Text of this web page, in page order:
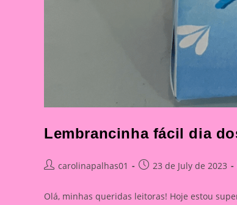
Lembrancinha fácil dia
Postcarolinapalhas01
Post23 de July de 2023
Olá, minhas queridas leitoras! Hoje estou